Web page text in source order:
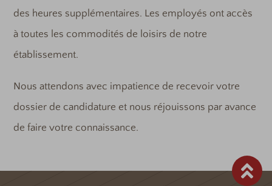
des heures supplémentaires. Les employés ont accès
à toutes les commodités de loisirs de notre
établissement.
Nous attendons avec impatience de recevoir votre
dossier de candidature et nous réjouissons par avance
de faire votre connaissance.